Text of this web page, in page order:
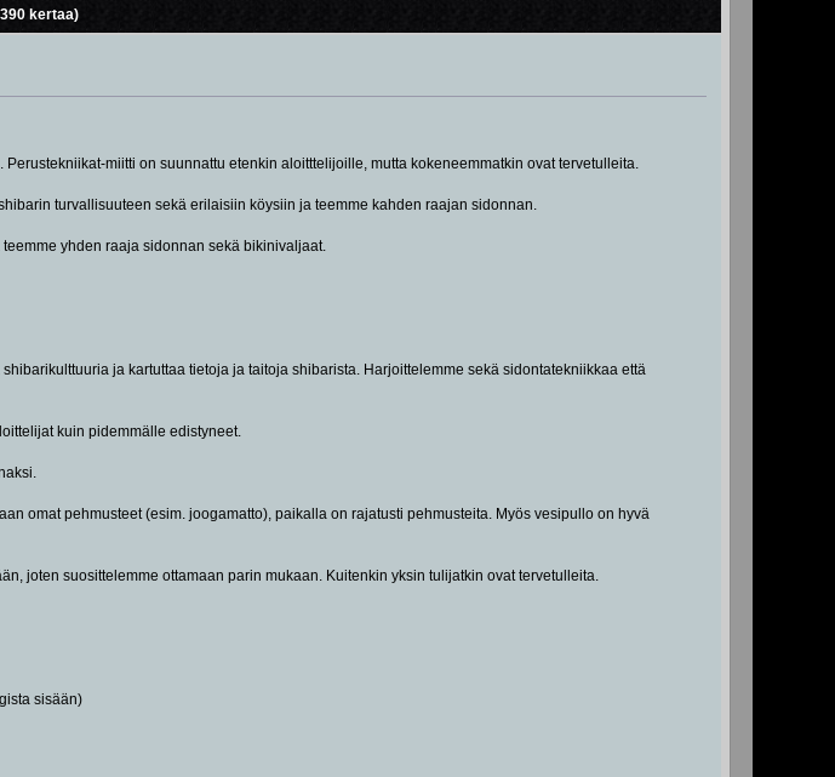
kertaa)
miitti on suunnattu etenkin aloitttelijoille, mutta kokeneemmatkin ovat tervetulleita.
turvallisuuteen sekä erilaisiin köysiin ja teemme kahden raajan sidonnan.
yhden raaja sidonnan sekä bikinivaljaat.
ja kartuttaa tietoja ja taitoja shibarista. Harjoittelemme sekä sidontatekniikkaa että
kuin pidemmälle edistyneet.
omat pehmusteet (esim. joogamatto), paikalla on rajatusti pehmusteita. Myös vesipullo on hyvä
joten suosittelemme ottamaan parin mukaan. Kuitenkin yksin tulijatkin ovat tervetulleita.
sisään)